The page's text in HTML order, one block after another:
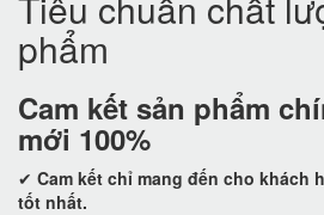
phẩm
Cam kết sản phẩm
mới 100%
✔ Cam kết chỉ mang đến cho khách
tốt nhất.